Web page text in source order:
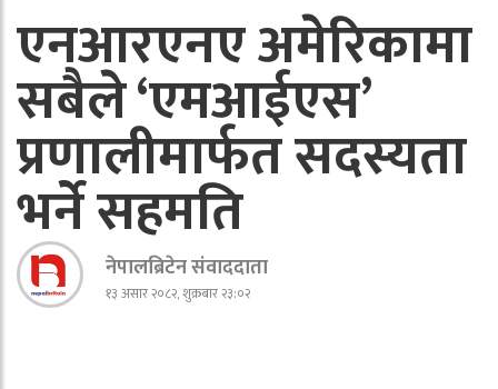
एनआरएनए अमेरिकामा
सबैले ‘एमआईएस’
प्रणालीमार्फत सदस्यता
भर्ने सहमति
नेपालब्रिटेन संवाददाता
१३ असार २०८२, शुक्रबार २३:०२